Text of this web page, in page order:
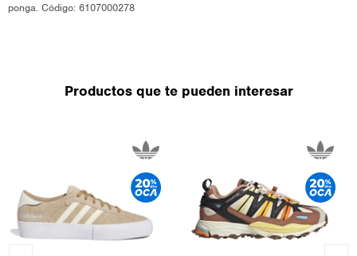
ponga. Código: 6107000278
Productos que te pueden interesar